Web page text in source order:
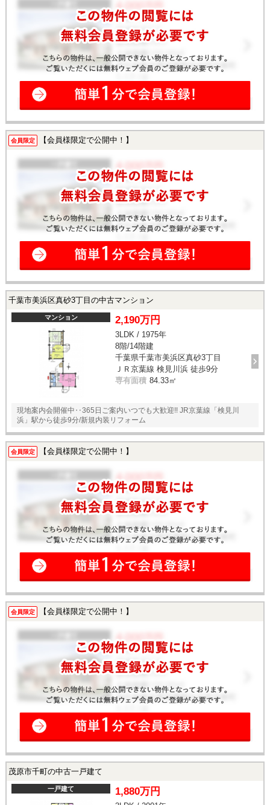
会員限定 【会員様限定で公開中！】
千葉市美浜区真砂3丁目の中古マンション
マンション 2,190万円
3LDK / 1975年
8階/14階建
千葉県千葉市美浜区真砂3丁目
ＪＲ京葉線 検見川浜 徒歩9分
専有面積 84.33㎡
現地案内会開催中‥365日ご案内いつでも大歓迎!! JR京葉線「検見川
浜」駅から徒歩9分/新規内装リフォーム
会員限定 【会員様限定で公開中！】
会員限定 【会員様限定で公開中！】
茂原市千町の中古一戸建て
一戸建て 1,880万円